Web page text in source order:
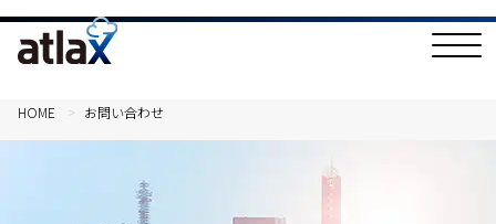
T
o
HOME お問い合わせ